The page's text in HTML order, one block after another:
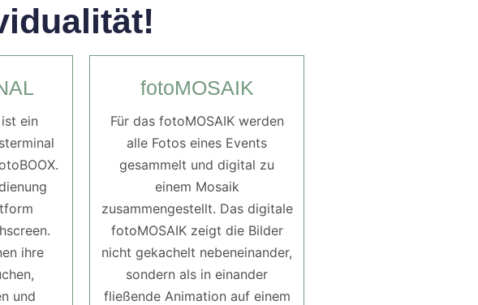
ein
ihre
und
fotoMOSAIK
Für das fotoMOSAIK werden
alle Fotos eines Events
gesammelt und digital zu
einem Mosaik
zusammengestellt. Das digitale
fotoMOSAIK zeigt die Bilder
nicht gekachelt nebeneinander,
sondern als in einander
fließende Animation auf einem